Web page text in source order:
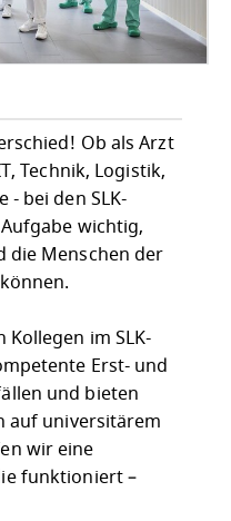
Ob als Arzt
Technik, Logistik,
bei den SLK-
wichtig,
die Menschen der
im SLK-
Erst- und
und bieten
auf universitärem
wir eine
funktioniert –